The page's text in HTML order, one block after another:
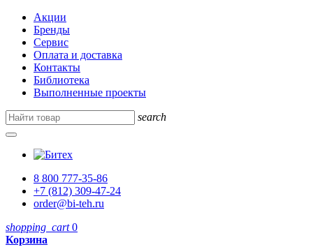
Акции
Бренды
Сервис
Оплата и доставка
Контакты
Библиотека
Выполненные проекты
search
8 800 777-35-86
+7 (812) 309-47-24
order@bi-teh.ru
shopping_cart 0
Корзина